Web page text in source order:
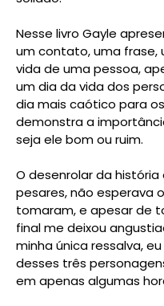
Nesse livro Gayle
um contato, uma
vida de uma pessoa,
um dia da vida dos
dia mais caótico para
demonstra a
seja ele bom ou ruim.
O desenrolar da
pesares, não esperava
tomaram, e apesar de
final me deixou
minha única ressalva,
desses três
em apenas algumas